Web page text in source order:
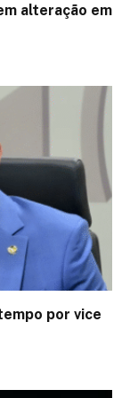
alteração em
por vice